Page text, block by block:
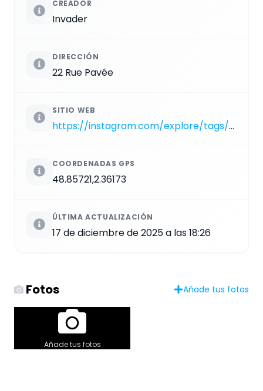
CREADOR
Invader
DIRECCIÓN
22 Rue Pavée
SITIO WEB
https://instagram.com/explore/tags/PA_482
COORDENADAS GPS
48.85721,2.36173
ÚLTIMA ACTUALIZACIÓN
17 de diciembre de 2025 a las 18:26
Fotos Añade tus fotos
Añade tus fotos